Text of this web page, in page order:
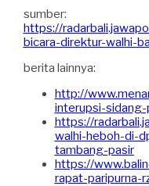
sumber:
https://
bicara-direktur-walhi-
berita lainnya:
http://
interupsi-
https://
walhi-heboh-di-
tambang-pasir
https://
rapat-paripurna-